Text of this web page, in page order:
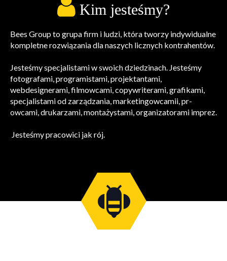
Kim jesteśmy?
Bees Group to grupa firm i ludzi, która tworzy indywidualne
kompletne rozwiązania dla naszych licznych kontrahentów.
Jesteśmy specjalistami w swoich dziedzinach. Jesteśmy
fotografami, programistami, projektantami,
webdesignerami, filmowcami, copywriterami, grafikami,
specjalistami od zarządzania, marketingowcamii, pr-
owcami, drukarzami, montażystami, organizatorami imprez.
Jesteśmy pracowici jak rój.